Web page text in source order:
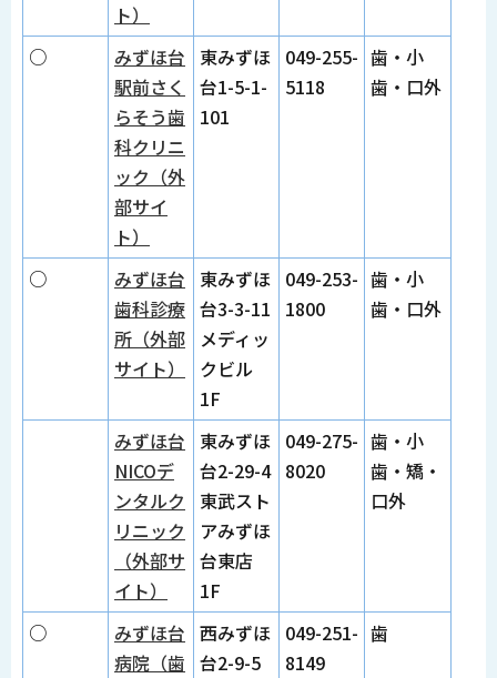
ト）
○
みずほ台
駅前さく
らそう歯
科クリニ
ック（外
部サイ
ト）
東みずほ
台1-5-1-
101
049-255-
5118
歯・小
歯・口外
○
みずほ台
歯科診療
所（外部
サイト）
東みずほ
台3-3-11
メディッ
クビル
1F
049-253-
1800
歯・小
歯・口外
みずほ台
NICOデ
ンタルク
リニック
（外部サ
イト）
東みずほ
台2-29-4
東武スト
アみずほ
台東店
1F
049-275-
8020
歯・小
歯・矯・
口外
○
みずほ台
病院（歯
西みずほ
台2-9-5
049-251-
8149
歯